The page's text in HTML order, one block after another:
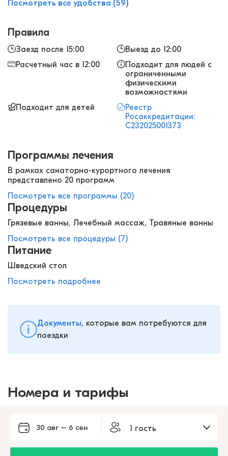
Посмотреть все удобства (59)
Правила
Заезд после 15:00
Выезд до 12:00
Расчетный час в 12:00
Подходит для людей с
ограниченными
физическими
возможностями
Подходит для детей
Реестр
Росаккредитации:
С232025001373
Программы лечения
В рамках санаторно-курортного лечения
представлено 20 программ
Посмотреть все программы (20)
Процедуры
Грязевые ванны, Лечебный массаж, Травяные ванны
Посмотреть все процедуры (7)
Питание
Шведский стол
Посмотреть подробнее
Документы, которые вам потребуются для
поездки
Номера и тарифы
30 авг – 6 сен 1 гость